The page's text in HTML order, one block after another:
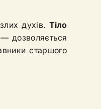
духів. Тіло
дозволяється
старшого